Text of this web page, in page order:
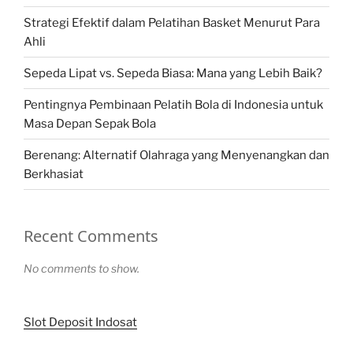
Strategi Efektif dalam Pelatihan Basket Menurut Para
Ahli
Sepeda Lipat vs. Sepeda Biasa: Mana yang Lebih Baik?
Pentingnya Pembinaan Pelatih Bola di Indonesia untuk
Masa Depan Sepak Bola
Berenang: Alternatif Olahraga yang Menyenangkan dan
Berkhasiat
Recent Comments
No comments to show.
Slot Deposit Indosat